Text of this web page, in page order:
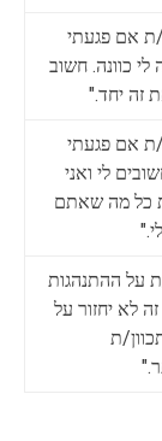
ת אם פגעתי
לי כוונה. חשוב
זה יחד."
ת אם פגעתי
לי ואני
כל מה שאתם
על ההתנהגות
לא יחזור על
ת